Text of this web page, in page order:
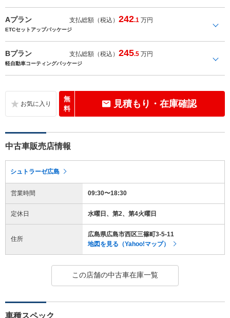
Aプラン 支払総額（税込）242.1 万円
ETCセットアップパッケージ
Bプラン 支払総額（税込）245.5 万円
軽自動車コーティングパッケージ
無
料
見積もり・在庫確認
中古車販売店情報
シュトラーゼ広島
営業時間 09:30〜18:30
定休日 水曜日、第2、第4火曜日
住所
広島県広島市西区三篠町3-5-11
地図を見る（Yahoo!マップ）
この店舗の中古車在庫一覧
車種スペック